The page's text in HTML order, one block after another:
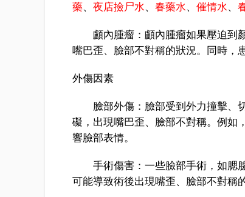
藥、 夜店撿尸水、 春藥水、 催情水、
顱內腫瘤：顱內腫瘤如果壓迫到顏
嘴巴歪、臉部不對稱的狀況。同時，
外傷因素
臉部外傷：臉部受到外力撞擊、切
礙，出現嘴巴歪、臉部不對稱。例如
響臉部表情。
手術傷害：一些臉部手術，如腮腺
可能導致術後出現嘴歪、臉部不對稱